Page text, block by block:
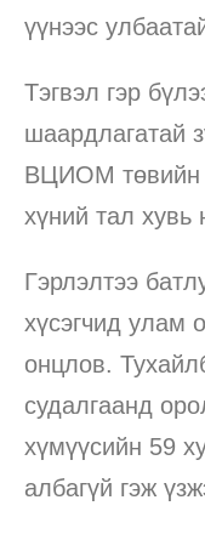
үүнээс
Тэгвэл гэр
шаардлагатай
ВЦИОМ төвийн
хүний тал хувь
Гэрлэлтээ
хүсэгчид улам
онцлов.
судалгаанд
хүмүүсийн 59
албагүй гэж